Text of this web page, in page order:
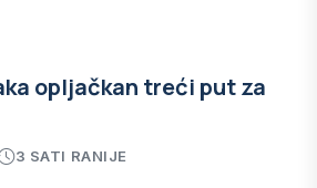
opljačkan treći put za
3 SATI RANIJE